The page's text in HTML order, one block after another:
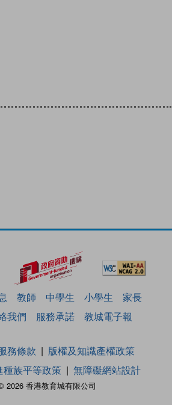
教師 中學生 小學生
家長
我們 服務承諾 教城電子報
2026 香港教育城有限公司
務條款
版權及知識產權政策
種族平等政策 無障礙網站設計